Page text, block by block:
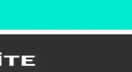
sağlar.